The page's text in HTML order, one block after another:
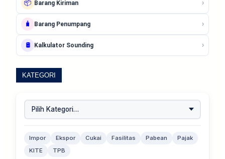
📦 Barang Kiriman ›
🧳 Barang Penumpang ›
🛢️ Kalkulator Sounding ›
KATEGORI
Impor Ekspor Cukai Fasilitas Pabean
Pajak
KITE
TPB